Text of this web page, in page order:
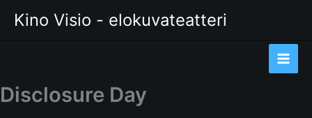
sisältöön
Kino Visio - elokuvateatteri
Disclosure Day